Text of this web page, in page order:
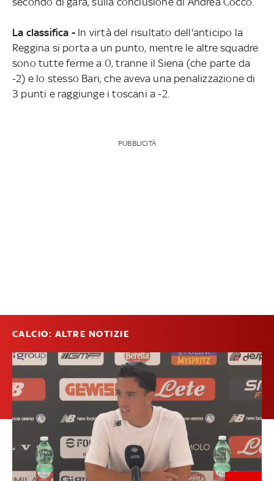
La classifica -In virtà del risultato dell'anticipo la
Reggina si porta a un punto, mentre le altre squadre
sono tutte ferme a 0, tranne il Siena (che parte da
-2) e lo stesso Bari, che aveva una penalizzazione di
3 punti e raggiunge i toscani a -2.
PUBBLICITÀ
CALCIO: ALTRE NOTIZIE